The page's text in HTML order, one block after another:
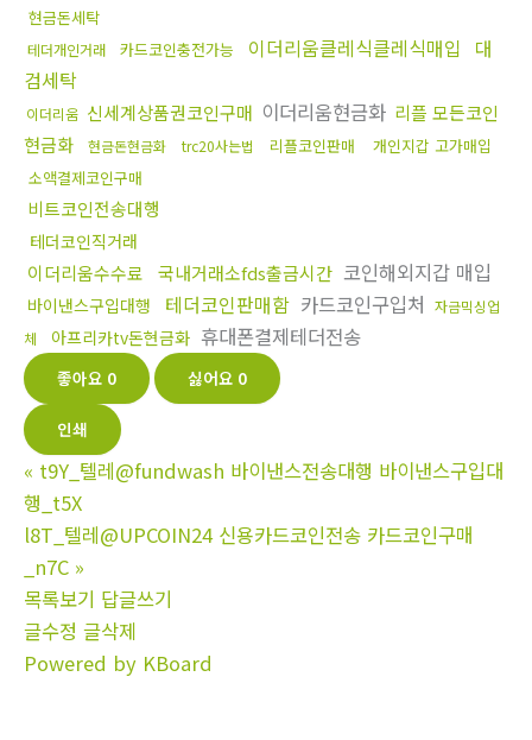
현금돈세탁
테더개인거래 카드코인충전가능 이더리움클레식클레식매입 대
검세탁
이더리움 신세계상품권코인구매 이더리움현금화 리플 모든코인
현금화
현금돈현금화 trc20사는법 리플코인판매
개인지갑 고가매입
소액결제코인구매
비트코인전송대행
테더코인직거래
이더리움수수료 국내거래소fds출금시간 코인해외지갑 매입
바이낸스구입대행 테더코인판매함 카드코인구입처 자금믹싱업
체
아프리카tv돈현금화 휴대폰결제테더전송
좋아요 0 싫어요 0
인쇄
« t9Y_텔레@fundwash 바이낸스전송대행 바이낸스구입대
행_t5X
l8T_텔레@UPCOIN24 신용카드코인전송 카드코인구매
_n7C »
목록보기 답글쓰기
글수정 글삭제
Powered by KBoard